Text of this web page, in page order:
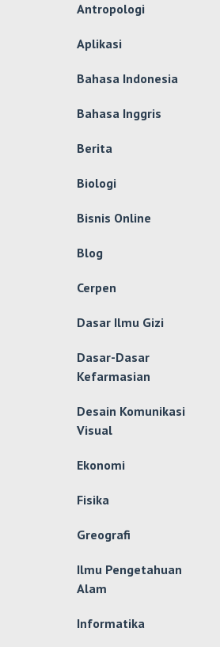
Antropologi
Aplikasi
Bahasa Indonesia
Bahasa Inggris
Berita
Biologi
Bisnis Online
Blog
Cerpen
Dasar Ilmu Gizi
Dasar-Dasar
Kefarmasian
Desain Komunikasi
Visual
Ekonomi
Fisika
Greografi
Ilmu Pengetahuan
Alam
Informatika